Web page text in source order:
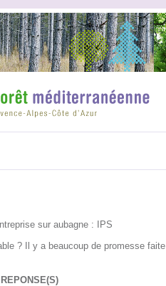
sur aubagne : IPS
? Il y a beaucoup de promesse faite